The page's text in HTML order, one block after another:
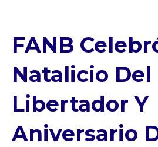
FANB
Natalicio Del
Libertador Y
Aniversario